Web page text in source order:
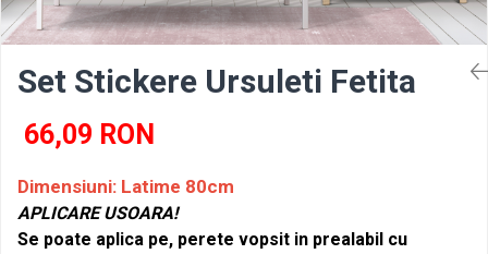
Set Stickere Ursuleti Fetita
66,09 RON
Dimensiuni: Latime 80cm
APLICARE USOARA!
Se poate aplica pe, perete vopsit in prealabil cu